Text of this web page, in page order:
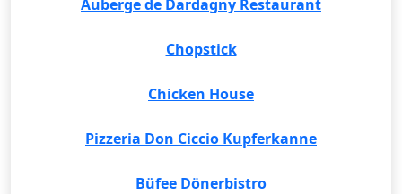
Auberge de Dardagny Restaurant
Chopstick
Chicken House
Pizzeria Don Ciccio Kupferkanne
Büfee Dönerbistro